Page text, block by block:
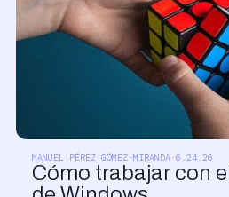
CLOUD Y SISTEMAS
MANUEL PÉREZ GÓMEZ-MIRANDA·6.24.26
Cómo trabajar con